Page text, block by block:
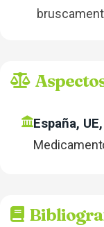
España,